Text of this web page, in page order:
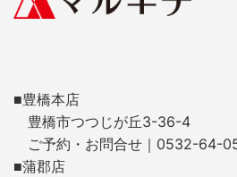
■豊橋本店
豊橋市つつじが丘3-36-4
ご予約・お問合せ｜0532-64-
■蒲郡店